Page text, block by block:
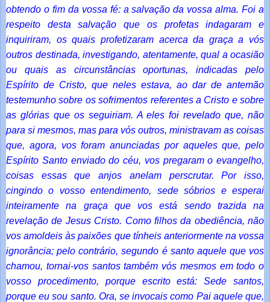
obtendo o fim da vossa fé: a salvação da vossa alma. Foi a
respeito desta salvação que os profetas indagaram e
inquiriram, os quais profetizaram acerca da graça a vós
outros destinada, investigando, atentamente, qual a ocasião
ou quais as circunstâncias oportunas, indicadas pelo
Espírito de Cristo, que neles estava, ao dar de antemão
testemunho sobre os sofrimentos referentes a Cristo e sobre
as glórias que os seguiriam. A eles foi revelado que, não
para si mesmos, mas para vós outros, ministravam as coisas
que, agora, vos foram anunciadas por aqueles que, pelo
Espírito Santo enviado do céu, vos pregaram o evangelho,
coisas essas que anjos anelam perscrutar. Por isso,
cingindo o vosso entendimento, sede sóbrios e esperai
inteiramente na graça que vos está sendo trazida na
revelação de Jesus Cristo. Como filhos da obediência, não
vos amoldeis às paixões que tínheis anteriormente na vossa
ignorância; pelo contrário, segundo é santo aquele que vos
chamou, tornai-vos santos também vós mesmos em todo o
vosso procedimento, porque escrito está: Sede santos,
porque eu sou santo. Ora, se invocais como Pai aquele que,